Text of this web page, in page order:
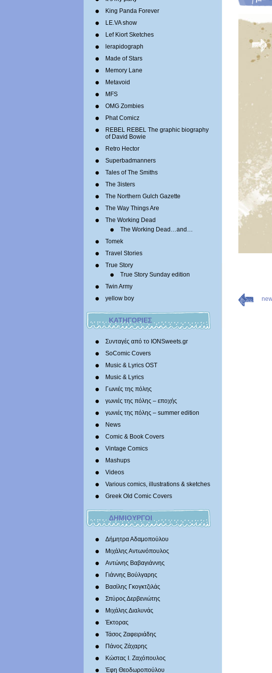
King Panda Forever
LE.VA show
Lef Kiort Sketches
lerapidograph
Made of Stars
Memory Lane
Metavoid
MFS
OMG Zombies
Phat Comicz
REBEL REBEL The graphic biography
of David Bowie
Retro Hector
Superbadmanners
Tales of The Smiths
The 3isters
The Northern Gulch Gazette
The Way Things Are
The Working Dead
The Working Dead…and…
Tomek
Travel Stories
True Story
True Story Sunday edition
Twin Army
yellow boy
ΚΑΤΗΓΟΡΙΕΣ
Συνταγές από το IONSweets.gr
SoComic Covers
Music & Lyrics OST
Music & Lyrics
Γωνιές της πόλης
γωνιές της πόλης – εποχής
γωνιές της πόλης – summer edition
News
Comic & Book Covers
Vintage Comics
Mashups
Videos
Various comics, illustrations & sketches
Greek Old Comic Covers
ΔΗΜΙΟΥΡΓΟΙ
Δήμητρα Αδαμοπούλου
Μιχάλης Αντωνόπουλος
Αντώνης Βαβαγιάννης
Γιάννης Βούλγαρης
Βασίλης Γκογκτζιλάς
Σπύρος Δερβενιώτης
Mιχάλης Διαλυνάς
Έκτορας
Τάσος Ζαφειριάδης
Πάνος Ζάχαρης
Κώστας Ι. Ζαχόπουλoς
Έφη Θεοδωροπούλου